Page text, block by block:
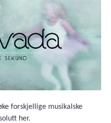
forskjellige musikalske
her.